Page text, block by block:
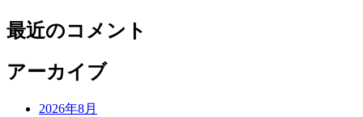
最近のコメント
アーカイブ
2026年8月